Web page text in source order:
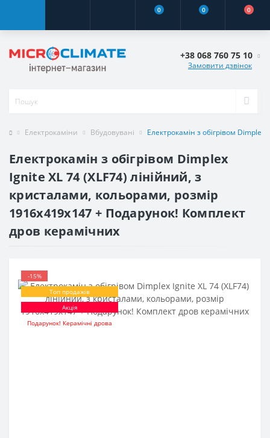
0 0 0
+38 068 760 75 10
Замовити дзвінок
Електрокаміни Вбудовувані Електрокамін з обігрівом Dimplex
Електрокамін з обігрівом Dimplex
Ignite XL 74 (XLF74) лінійний, з
кристалами, кольорами, розмір
1916x419x147 + Подарунок! Комплект
дров керамічних
-15%
Топ продажів
Акція
Подарунок! Керамічні дрова